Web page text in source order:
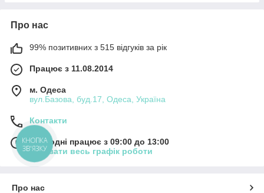
Про нас
99% позитивних з 515 відгуків за рік
Працює з 11.08.2014
м. Одеса
вул.Базова, буд.17, Одеса, Україна
Контакти
Сьогодні працює з 09:00 до 13:00
Показати весь графік роботи
Про нас
КНОПКА
ЗВ'ЯЗКУ